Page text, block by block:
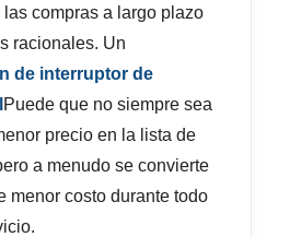
compras a largo plazo
racionales. Un
de interruptor de
Puede que no siempre sea
precio en la lista de
a menudo se convierte
menor costo durante todo